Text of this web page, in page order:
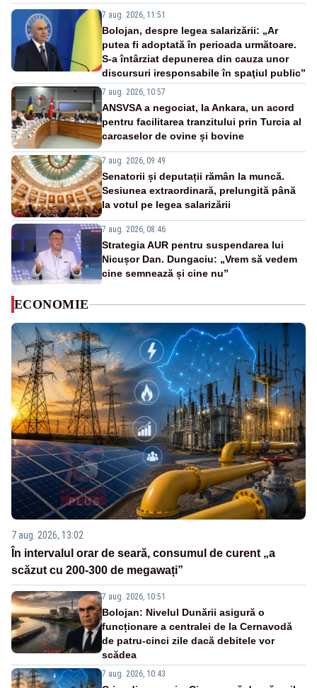
7 aug. 2026, 11:51
Bolojan, despre legea salarizării: „Ar
putea fi adoptată în perioada următoare.
S-a întârziat depunerea din cauza unor
discursuri iresponsabile în spaţiul public”
7 aug. 2026, 10:57
ANSVSA a negociat, la Ankara, un acord
pentru facilitarea tranzitului prin Turcia al
carcaselor de ovine și bovine
7 aug. 2026, 09:49
Senatorii și deputații rămân la muncă.
Sesiunea extraordinară, prelungită până
la votul pe legea salarizării
7 aug. 2026, 08:46
Strategia AUR pentru suspendarea lui
Nicușor Dan. Dungaciu: „Vrem să vedem
cine semnează și cine nu”
ECONOMIE
7 aug. 2026, 13:02
În intervalul orar de seară, consumul de curent „a
scăzut cu 200-300 de megawați”
7 aug. 2026, 10:51
Bolojan: Nivelul Dunării asigură o
funcționare a centralei de la Cernavodă
de patru-cinci zile dacă debitele vor
scădea
7 aug. 2026, 10:43